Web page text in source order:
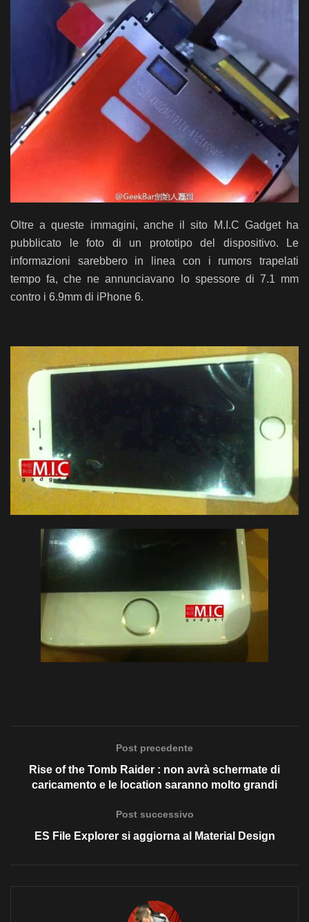
Oltre a queste immagini, anche il sito M.I.C Gadget ha
pubblicato le foto di un prototipo del dispositivo. Le
informazioni sarebbero in linea con i rumors trapelati
tempo fa, che ne annunciavano lo spessore di 7.1 mm
contro i 6.9mm di iPhone 6.
Post precedente
Rise of the Tomb Raider : non avrà schermate di
caricamento e le location saranno molto grandi
Post successivo
ES File Explorer si aggiorna al Material Design